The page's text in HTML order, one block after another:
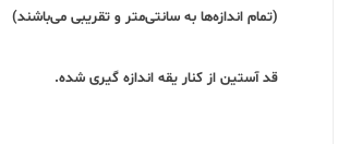
(تمام اندازه‌ها به سانتی‌متر و تقریبی می‌باشند)
قد آستین از کنار یقه اندازه گیری شده.